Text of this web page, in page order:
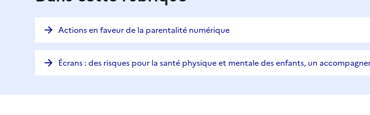
Actions en faveur de la parentalité numérique
Écrans : des risques pour la santé physique et mentale des enfants, un